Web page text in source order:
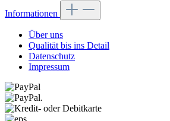
Informationen
Über uns
Qualität bis ins Detail
Datenschutz
Impressum